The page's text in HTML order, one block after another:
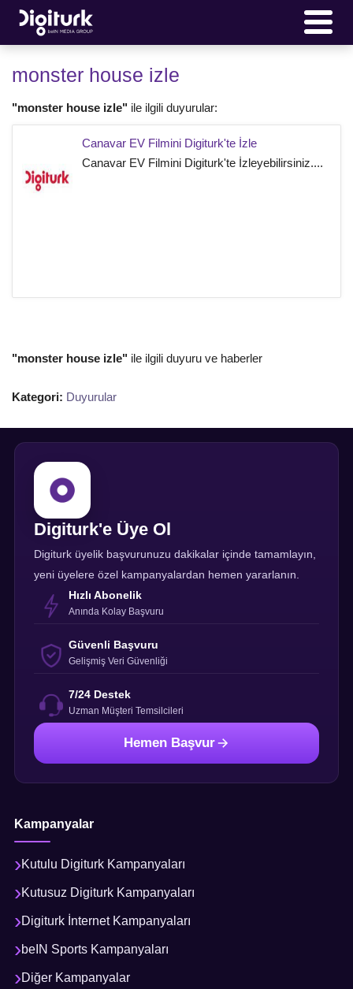
monster house izle
"monster house izle" ile ilgili duyurular:
Canavar EV Filmini Digiturk'te İzle
Canavar EV Filmini Digiturk'te İzleyebilirsiniz....
"monster house izle" ile ilgili duyuru ve haberler
Kategori: Duyurular
Digiturk'e Üye Ol
Digiturk üyelik başvurunuzu dakikalar içinde tamamlayın,
yeni üyelere özel kampanyalardan hemen yararlanın.
Hızlı Abonelik
Anında Kolay Başvuru
Güvenli Başvuru
Gelişmiş Veri Güvenliği
7/24 Destek
Uzman Müşteri Temsilcileri
Hemen Başvur
Kampanyalar
Kutulu Digiturk Kampanyaları
Kutusuz Digiturk Kampanyaları
Digiturk İnternet Kampanyaları
beIN Sports Kampanyaları
Diğer Kampanyalar